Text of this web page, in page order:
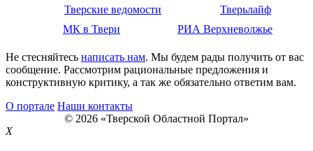
Тверские ведомости
Тверьлайф
МК в Твери
РИА Верхневолжье
Не стесняйтесь написать нам. Мы будем рады получить от вас
сообщение. Рассмотрим рациональные предложения и
конструктивную критику, а так же обязательно ответим вам.
О портале Наши контакты
© 2026 «Тверской Областной Портал»
X